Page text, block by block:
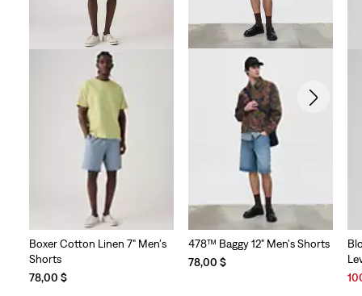
Boxer Cotton Linen 7" Men's
Shorts
78,00 $
478™ Baggy 12" Men's Shorts
78,00 $